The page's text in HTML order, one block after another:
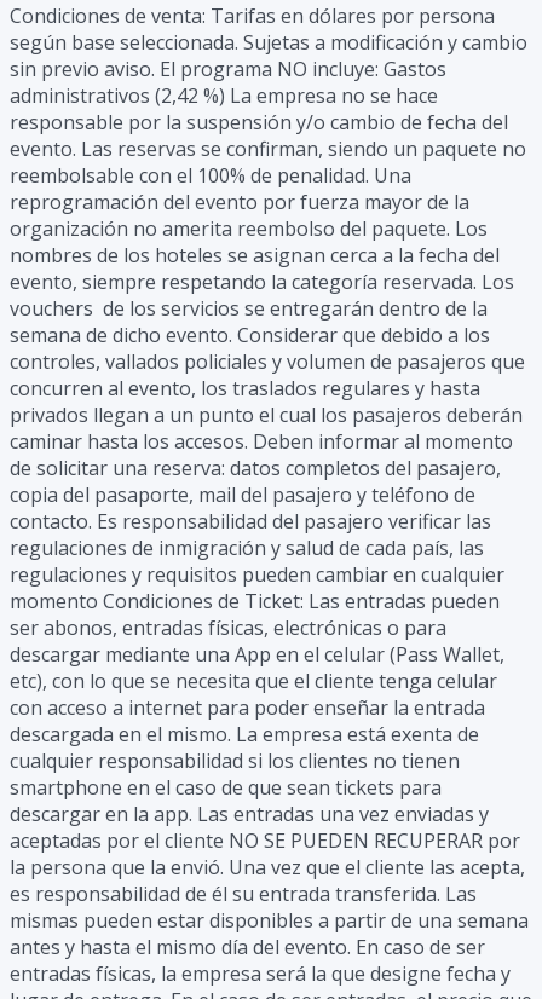
Condiciones de venta: Tarifas en dólares por persona
según base seleccionada. Sujetas a modificación y cambio
sin previo aviso. El programa NO incluye: Gastos
administrativos (2,42 %) La empresa no se hace
responsable por la suspensión y/o cambio de fecha del
evento. Las reservas se confirman, siendo un paquete no
reembolsable con el 100% de penalidad. Una
reprogramación del evento por fuerza mayor de la
organización no amerita reembolso del paquete. Los
nombres de los hoteles se asignan cerca a la fecha del
evento, siempre respetando la categoría reservada. Los
vouchers de los servicios se entregarán dentro de la
semana de dicho evento. Considerar que debido a los
controles, vallados policiales y volumen de pasajeros que
concurren al evento, los traslados regulares y hasta
privados llegan a un punto el cual los pasajeros deberán
caminar hasta los accesos. Deben informar al momento
de solicitar una reserva: datos completos del pasajero,
copia del pasaporte, mail del pasajero y teléfono de
contacto. Es responsabilidad del pasajero verificar las
regulaciones de inmigración y salud de cada país, las
regulaciones y requisitos pueden cambiar en cualquier
momento Condiciones de Ticket: Las entradas pueden
ser abonos, entradas físicas, electrónicas o para
descargar mediante una App en el celular (Pass Wallet,
etc), con lo que se necesita que el cliente tenga celular
con acceso a internet para poder enseñar la entrada
descargada en el mismo. La empresa está exenta de
cualquier responsabilidad si los clientes no tienen
smartphone en el caso de que sean tickets para
descargar en la app. Las entradas una vez enviadas y
aceptadas por el cliente NO SE PUEDEN RECUPERAR por
la persona que la envió. Una vez que el cliente las acepta,
es responsabilidad de él su entrada transferida. Las
mismas pueden estar disponibles a partir de una semana
antes y hasta el mismo día del evento. En caso de ser
entradas físicas, la empresa será la que designe fecha y